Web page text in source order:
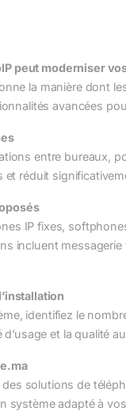
peut moderniser
la manière dont
avancées
entre bureaux,
et réduit
IP fixes,
incluent
identifiez le
et la qualité
solutions de
système adapté à